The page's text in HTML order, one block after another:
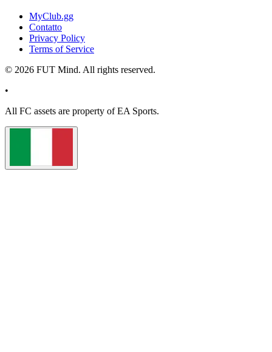
MyClub.gg
Contatto
Privacy Policy
Terms of Service
© 2026 FUT Mind. All rights reserved.
•
All FC assets are property of EA Sports.